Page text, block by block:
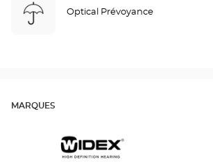
Optical Prévoyance
MARQUES